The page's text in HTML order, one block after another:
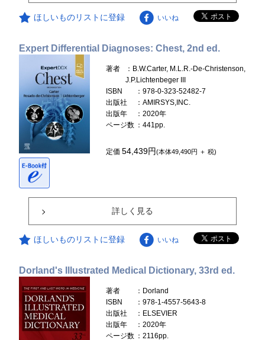
ほしいものリストに登録 いいね
Expert Differential Diagnoses: Chest, 2nd ed.
著者
：B.W.Carter, M.L.R.-De-Christenson,
J.P.Lichtenbeger III
ISBN
：978-0-323-52482-7
出版社
：AMIRSYS,INC.
出版年
：2020年
ページ数 ：441pp.
定価54,439円(本体49,490円 ＋ 税)
詳しく見る
ほしいものリストに登録 いいね
Dorland's Illustrated Medical Dictionary, 33rd ed.
著者
：Dorland
ISBN
：978-1-4557-5643-8
出版社
：ELSEVIER
出版年
：2020年
ページ数 ：2116pp.